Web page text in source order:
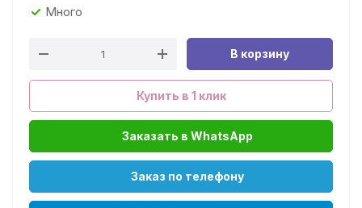
Много
В корзину
Купить в 1 клик
Заказать в WhatsApp
Заказ по телефону